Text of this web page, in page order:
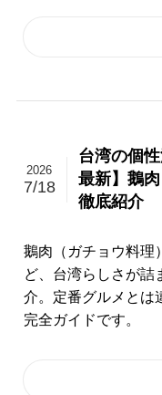
台湾の個
最新】鵝
徹底紹介
2026
7/18
鵝肉（ガチョウ料理
ど、台湾らしさが詰
介。定番グルメとは
完全ガイドです。